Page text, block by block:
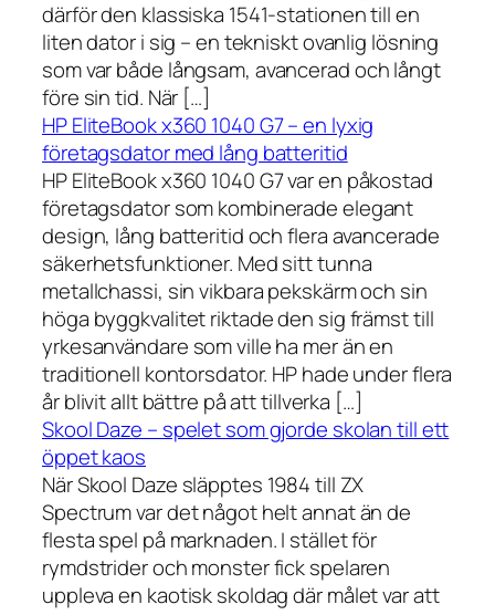
därför den klassiska 1541-stationen till en
liten dator i sig – en tekniskt ovanlig lösning
som var både långsam, avancerad och långt
före sin tid. När […]
HP EliteBook x360 1040 G7 – en lyxig
företagsdator med lång batteritid
HP EliteBook x360 1040 G7 var en påkostad
företagsdator som kombinerade elegant
design, lång batteritid och flera avancerade
säkerhetsfunktioner. Med sitt tunna
metallchassi, sin vikbara pekskärm och sin
höga byggkvalitet riktade den sig främst till
yrkesanvändare som ville ha mer än en
traditionell kontorsdator. HP hade under flera
år blivit allt bättre på att tillverka […]
Skool Daze – spelet som gjorde skolan till ett
öppet kaos
När Skool Daze släpptes 1984 till ZX
Spectrum var det något helt annat än de
flesta spel på marknaden. I stället för
rymdstrider och monster fick spelaren
uppleva en kaotisk skoldag där målet var att